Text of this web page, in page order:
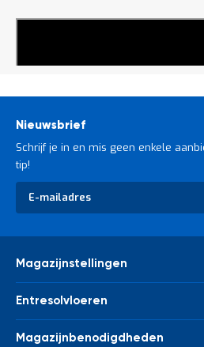
meer
Nieuwsbrief
Schrijf je in en mis geen enkele
tip!
Abonneer
op
Magazijnstellingen
Link 51 Palletstelling
Entresolvloeren
Magazijnbenodigdheden